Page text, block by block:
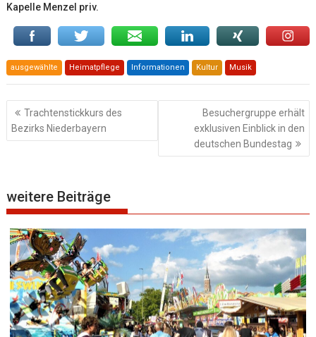
Kapelle Menzel priv.
ausgewählte Heimatpflege Informationen Kultur Musik
Beitragsnavigation
Trachtenstickkurs des
Bezirks Niederbayern
Besuchergruppe erhält
exklusiven Einblick in den
deutschen Bundestag
weitere Beiträge